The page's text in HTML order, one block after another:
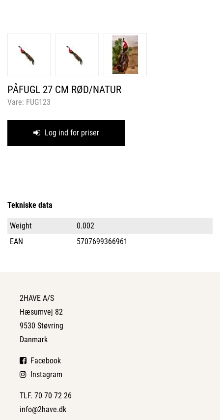
PÅFUGL 27 CM RØD/NATUR
Vare: FUG123
Log ind for priser
Tekniske data
Weight
0.002
EAN
5707699366961
2HAVE A/S
Hæsumvej 82
9530 Støvring
Danmark
Facebook
Instagram
TLF. 70 70 72 26
info@2have.dk